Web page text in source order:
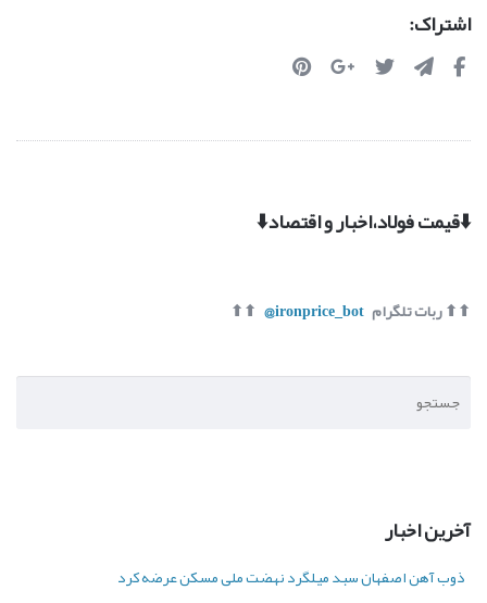
اشتراک:
⬇️قیمت فولاد،اخبار و اقتصاد⬇️
⬆⬆ ربات تلگرام ironprice_bot@
⬆⬆
آخرین اخبار
ذوب آهن اصفهان سبد میلگرد نهضت ملی مسکن عرضه کرد